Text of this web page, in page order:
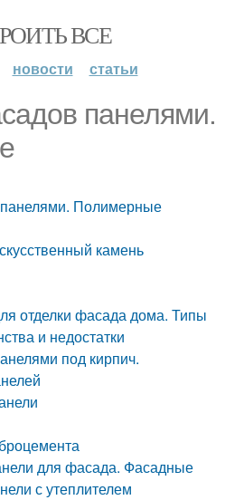
ВСЕ
новости статьи
панелями.
Полимерные
камень
отделки фасада дома. Типы
и недостатки
под кирпич.
для фасада. Фасадные
с утеплителем